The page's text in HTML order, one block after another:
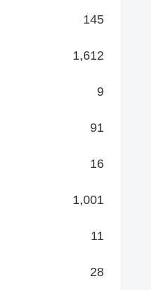
145
1,612
9
91
16
1,001
11
28